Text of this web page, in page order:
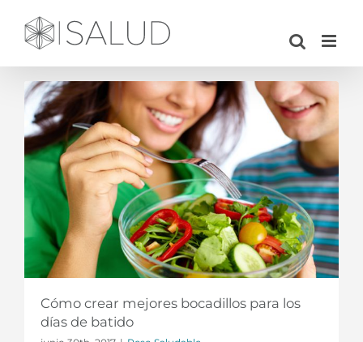
contenido
Cómo crear mejores bocadillos para los
días de batido